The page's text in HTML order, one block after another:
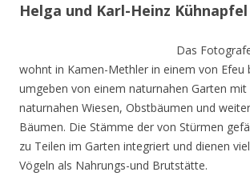
Helga und Karl-Heinz
Das
wohnt in Kamen-Methler in einem von Efeu
umgeben von einem naturnahen Garten mit
naturnahen Wiesen, Obstbäumen und
Bäumen. Die Stämme der von Stürmen
zu Teilen im Garten integriert und dienen
Vögeln als Nahrungs-und Brutstätte.